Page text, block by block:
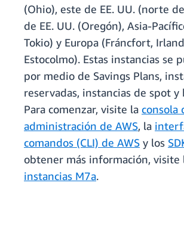
(Ohio), este de EE. UU. (norte
de EE. UU. (Oregón), Asia-
Tokio) y Europa (Fráncfort,
Estocolmo). Estas instancias se
por medio de Savings Plans,
reservadas, instancias de spot y
Para comenzar, visite la consola
administración de AWS, la
comandos (CLI) de AWS y los
obtener más información, visite
instancias M7a.